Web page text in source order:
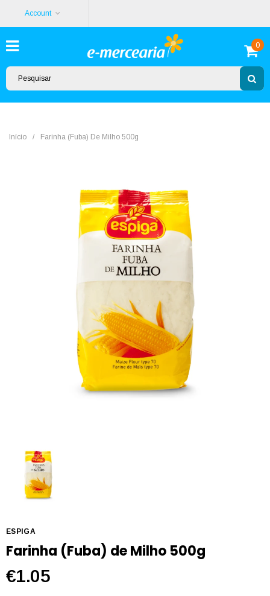
Account
0
Início / Farinha (Fuba) De Milho 500g
ESPIGA
Farinha (Fuba) de Milho 500g
€1.05